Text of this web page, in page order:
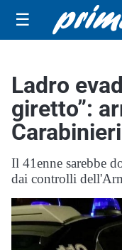
☰
Ladro
giretto”:
Carabinieri
Il 41enne sarebbe
dai controlli